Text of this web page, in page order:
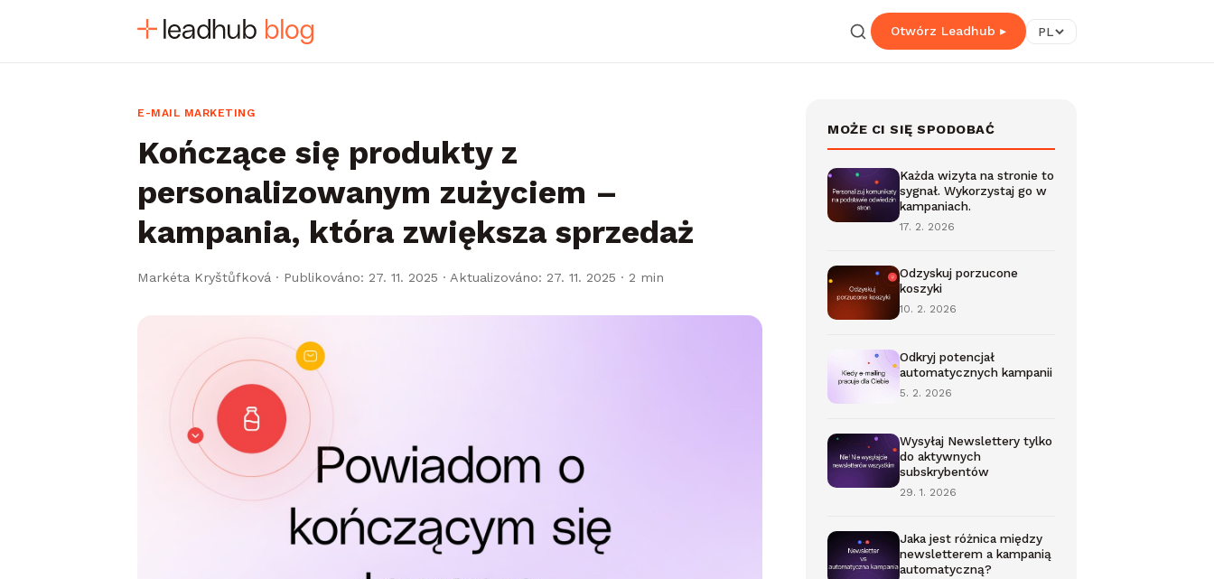
Otwórz Leadhub ▸ PL
E-MAIL MARKETING
Kończące się produkty z
personalizowanym zużyciem –
kampania, która zwiększa sprzedaż
Markéta Kryštůfková · Publikováno: 27. 11. 2025 · Aktualizováno: 27. 11. 2025 · 2 min
MOŻE CI SIĘ SPODOBAĆ
Każda wizyta na stronie to
sygnał. Wykorzystaj go w
kampaniach.
17. 2. 2026
Odzyskuj porzucone
koszyki
10. 2. 2026
Odkryj potencjał
automatycznych kampanii
5. 2. 2026
Wysyłaj Newslettery tylko
do aktywnych
subskrybentów
29. 1. 2026
Jaka jest różnica między
newsletterem a kampanią
automatyczną?